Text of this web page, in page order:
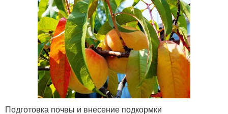
Подготовка почвы и внесение подкормки